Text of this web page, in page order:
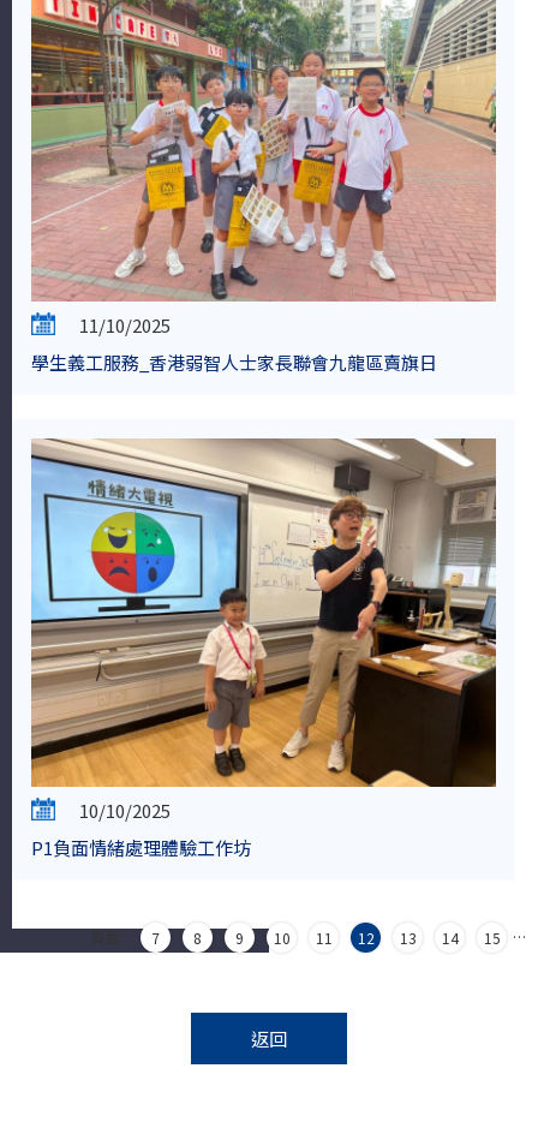
11/10/2025
學生義工服務_香港弱智人士家長聯會九龍區賣旗日
10/10/2025
P1負面情緒處理體驗工作坊
…
7 8 9 10 11 12 13 14 15
返回